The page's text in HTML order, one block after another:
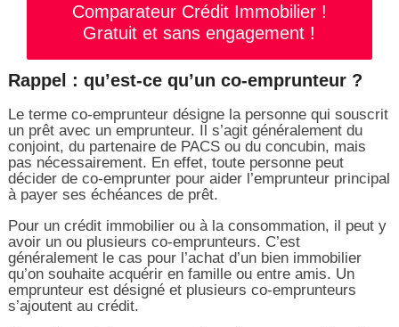
Comparateur Crédit Immobilier !
Gratuit et sans engagement !
Rappel : qu’est-ce qu’un co-emprunteur ?
Le terme co-emprunteur désigne la personne qui souscrit
un prêt avec un emprunteur. Il s’agit généralement du
conjoint, du partenaire de PACS ou du concubin, mais
pas nécessairement. En effet, toute personne peut
décider de co-emprunter pour aider l’emprunteur principal
à payer ses échéances de prêt.
Pour un crédit immobilier ou à la consommation, il peut y
avoir un ou plusieurs co-emprunteurs. C’est
généralement le cas pour l’achat d’un bien immobilier
qu’on souhaite acquérir en famille ou entre amis. Un
emprunteur est désigné et plusieurs co-emprunteurs
s’ajoutent au crédit.